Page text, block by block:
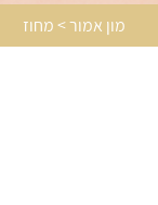
מון אמור > מחוז